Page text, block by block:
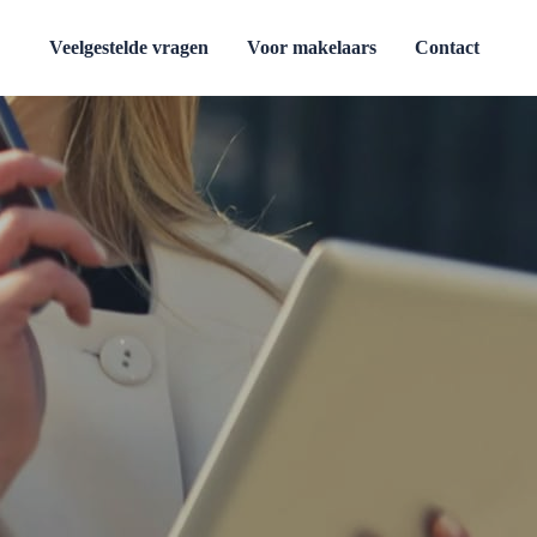
Veelgestelde vragen Voor makelaars Contact